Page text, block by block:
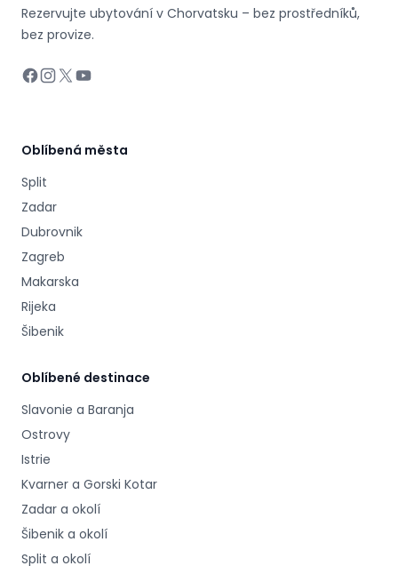
Rezervujte ubytování v Chorvatsku – bez prostředníků,
bez provize.
Facebook
Instagram
X YouTube
Oblíbená města
Split
Zadar
Dubrovnik
Zagreb
Makarska
Rijeka
Šibenik
Oblíbené destinace
Slavonie a Baranja
Ostrovy
Istrie
Kvarner a Gorski Kotar
Zadar a okolí
Šibenik a okolí
Split a okolí